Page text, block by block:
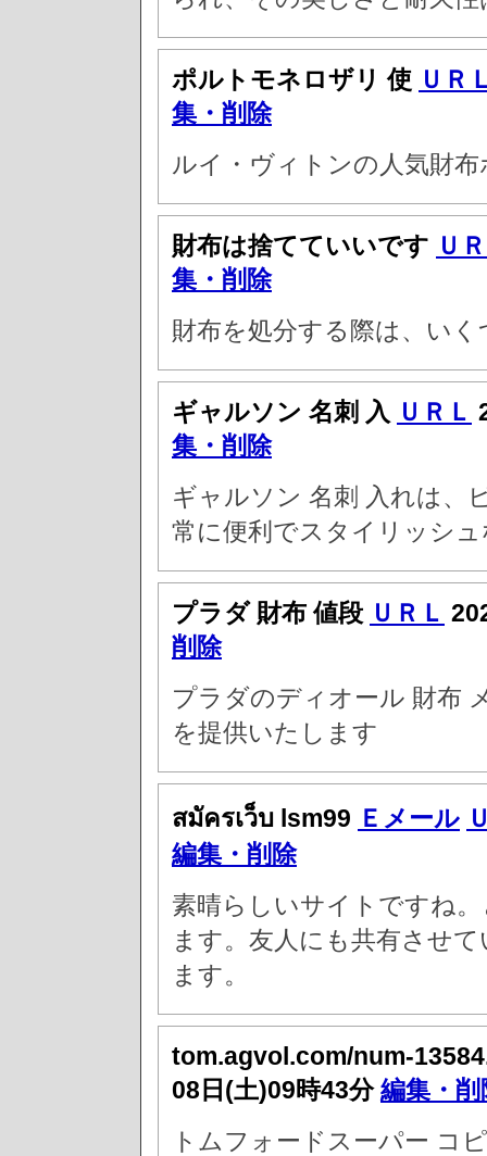
ポルトモネロザリ 使 ＵＲ
集・削除
ルイ・ヴィトンの人気財
財布は捨てていいです Ｕ
集・削除
財布を処分する際は、い
ギャルソン 名刺 入 ＵＲＬ
集・削除
ギャルソン 名刺 入れは、
常に便利でスタイリッシ
プラダ 財布 値段 ＵＲＬ
削除
プラダのディオール 財布
を提供いたします
สมัครเว็บ lsm99 Ｅメール
編集・削除
素晴らしいサイトですね
ます。友人にも共有させ
ます。
tom.agvol.com/num-
08日(土)09時43分編集・削
トムフォードスーパー コ